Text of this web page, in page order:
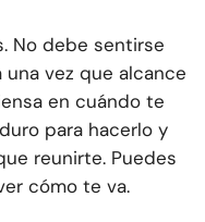
No debe sentirse
vez que alcance
en cuándo te
para hacerlo y
reunirte. Puedes
cómo te va.